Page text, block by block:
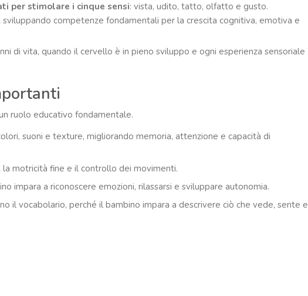
per stimolare i cinque sensi: vista, udito, tatto, olfatto e gusto.
competenze fondamentali per la crescita cognitiva, emotiva e
di vita, quando il cervello è in pieno sviluppo e ogni esperienza sensoriale
ruolo educativo fondamentale.
suoni e texture, migliorando memoria, attenzione e capacità di
motricità fine e il controllo dei movimenti.
impara a riconoscere emozioni, rilassarsi e sviluppare autonomia.
il vocabolario, perché il bambino impara a descrivere ciò che vede, sente e